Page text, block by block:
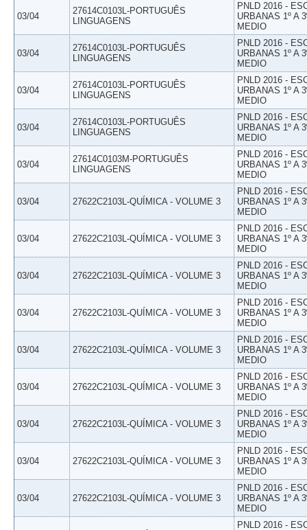
03/04
27614C0103L-PORTUGUÊS
LINGUAGENS
PNLD 2016 -
URBANAS 1º A
MEDIO
03/04
27614C0103L-PORTUGUÊS
LINGUAGENS
PNLD 2016 -
URBANAS 1º A
MEDIO
03/04
27614C0103L-PORTUGUÊS
LINGUAGENS
PNLD 2016 -
URBANAS 1º A
MEDIO
03/04
27614C0103L-PORTUGUÊS
LINGUAGENS
PNLD 2016 -
URBANAS 1º A
MEDIO
03/04
27614C0103M-PORTUGUÊS
LINGUAGENS
PNLD 2016 -
URBANAS 1º A
MEDIO
03/04 27622C2103L-QUÍMICA - VOLUME 3
PNLD 2016 -
URBANAS 1º A
MEDIO
03/04 27622C2103L-QUÍMICA - VOLUME 3
PNLD 2016 -
URBANAS 1º A
MEDIO
03/04 27622C2103L-QUÍMICA - VOLUME 3
PNLD 2016 -
URBANAS 1º A
MEDIO
03/04 27622C2103L-QUÍMICA - VOLUME 3
PNLD 2016 -
URBANAS 1º A
MEDIO
03/04 27622C2103L-QUÍMICA - VOLUME 3
PNLD 2016 -
URBANAS 1º A
MEDIO
03/04 27622C2103L-QUÍMICA - VOLUME 3
PNLD 2016 -
URBANAS 1º A
MEDIO
03/04 27622C2103L-QUÍMICA - VOLUME 3
PNLD 2016 -
URBANAS 1º A
MEDIO
03/04 27622C2103L-QUÍMICA - VOLUME 3
PNLD 2016 -
URBANAS 1º A
MEDIO
03/04 27622C2103L-QUÍMICA - VOLUME 3
PNLD 2016 -
URBANAS 1º A
MEDIO
PNLD 2016 -